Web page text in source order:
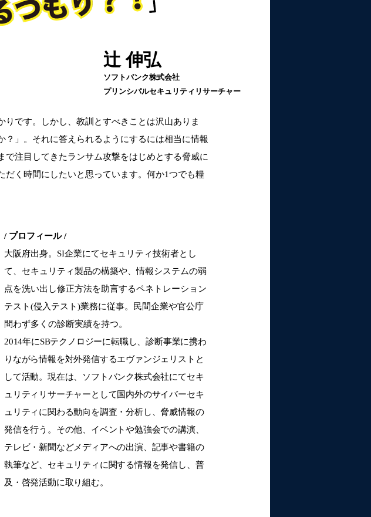
辻 伸弘
ソフトバンク株式会社
プリンシパルセキュリティリサーチャー
です。しかし、教訓とすべきことは沢山ありま
」。それに答えられるようにするには相当に情報
注目してきたランサム攻撃をはじめとする脅威に
く時間にしたいと思っています。何か1つでも糧
/ プロフィール /
大阪府出身。SI企業にてセキュリティ技術者とし
て、セキュリティ製品の構築や、情報システムの弱
点を洗い出し修正方法を助言するペネトレーション
テスト(侵入テスト)業務に従事。民間企業や官公庁
問わず多くの診断実績を持つ。
2014年にSBテクノロジーに転職し、診断事業に携わ
りながら情報を対外発信するエヴァンジェリストと
して活動。現在は、ソフトバンク株式会社にてセキ
ュリティリサーチャーとして国内外のサイバーセキ
ュリティに関わる動向を調査・分析し、脅威情報の
発信を行う。その他、イベントや勉強会での講演、
テレビ・新聞などメディアへの出演、記事や書籍の
執筆など、セキュリティに関する情報を発信し、普
及・啓発活動に取り組む。